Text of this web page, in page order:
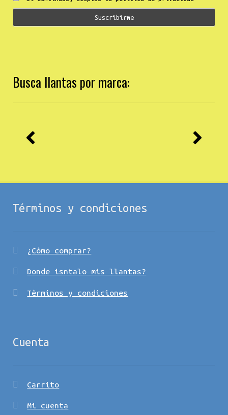
Busca llantas por marca:
Términos y condiciones
¿Còmo comprar?
Donde isntalo mis llantas?
Tèrminos y condiciones
Cuenta
Carrito
Mi cuenta